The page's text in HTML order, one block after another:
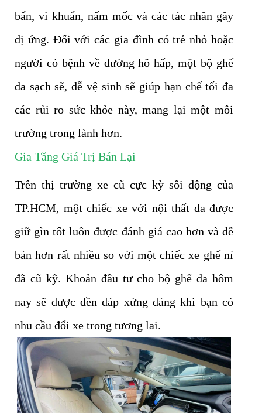
bẩn, vi khuẩn, nấm mốc và các tác nhân gây
dị ứng. Đối với các gia đình có trẻ nhỏ hoặc
người có bệnh về đường hô hấp, một bộ ghế
da sạch sẽ, dễ vệ sinh sẽ giúp hạn chế tối đa
các rủi ro sức khỏe này, mang lại một môi
trường trong lành hơn.
Gia Tăng Giá Trị Bán Lại
Trên thị trường xe cũ cực kỳ sôi động của
TP.HCM, một chiếc xe với nội thất da được
giữ gìn tốt luôn được đánh giá cao hơn và dễ
bán hơn rất nhiều so với một chiếc xe ghế nỉ
đã cũ kỹ. Khoản đầu tư cho bộ ghế da hôm
nay sẽ được đền đáp xứng đáng khi bạn có
nhu cầu đổi xe trong tương lai.